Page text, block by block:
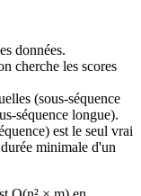
données.
cherche les scores
(sous-séquence
séquence longue).
est le seul vrai
minimale d'un